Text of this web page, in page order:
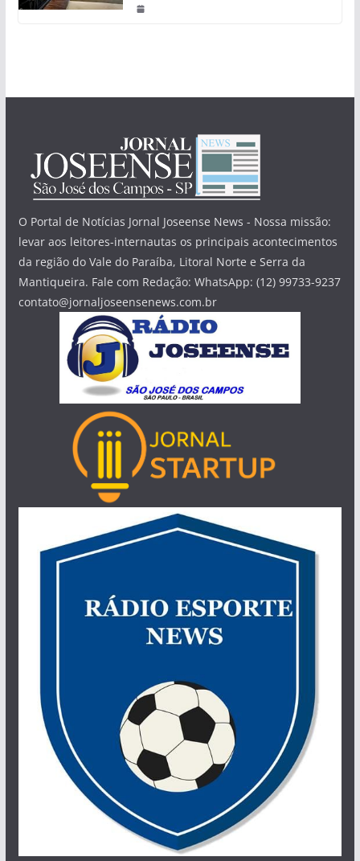
O Portal de Notícias Jornal Joseense News - Nossa missão:
levar aos leitores-internautas os principais acontecimentos
da região do Vale do Paraíba, Litoral Norte e Serra da
Mantiqueira. Fale com Redação: WhatsApp: (12) 99733-9237
contato@jornaljoseensenews.com.br